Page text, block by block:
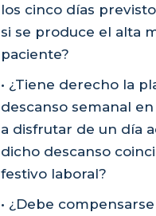
los cinco días
si se produce el alta
paciente?
• ¿Tiene derecho la
descanso semanal
a disfrutar de un día
dicho descanso
festivo laboral?
• ¿Debe